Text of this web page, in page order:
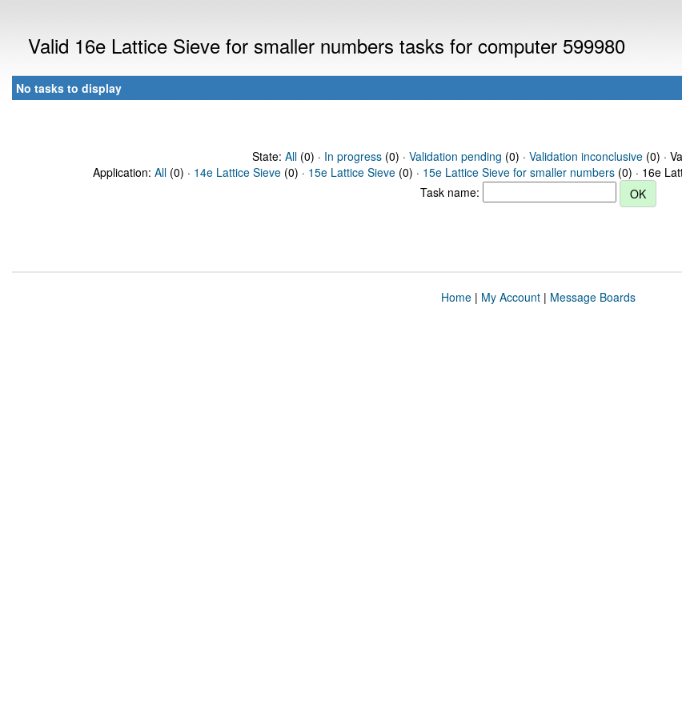
Valid 16e Lattice Sieve for smaller numbers tasks for computer 599980
No tasks to display
State: All(0) · In progress(0) · Validation pending (0) · Validation inconclusive(0) ·
Application: All (0) · 14e Lattice Sieve (0) · 15e Lattice Sieve (0) · 15e Lattice Sieve for smaller numbers (0) · 16e
Task name:
Home| My Account| Message Boards